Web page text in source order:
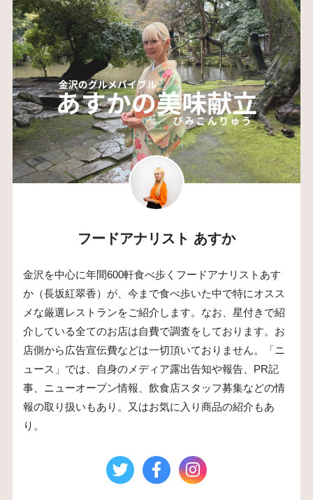
フードアナリスト あすか
金沢を中心に年間600軒食べ歩くフードアナリストあす
か（長坂紅翠香）が、今まで食べ歩いた中で特にオスス
メな厳選レストランをご紹介します。なお、星付きで紹
介している全てのお店は自費で調査をしております。お
店側から広告宣伝費などは一切頂いておりません。「ニ
ュース」では、自身のメディア露出告知や報告、PR記
事、ニューオープン情報、飲食店スタッフ募集などの情
報の取り扱いもあり。又はお気に入り商品の紹介もあ
り。